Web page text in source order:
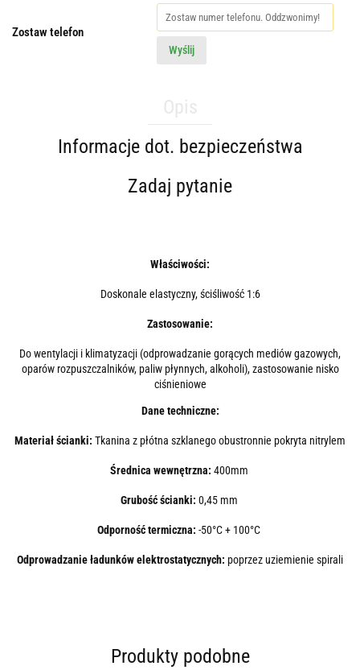
Zostaw telefon
Wyślij
Informacje dot. bezpieczeństwa
Zadaj pytanie
Właściwości:
Doskonale elastyczny, ściśliwość 1:6
Zastosowanie:
Do wentylacji i klimatyzacji (odprowadzanie gorących mediów gazowych,
oparów rozpuszczalników, paliw płynnych, alkoholi), zastosowanie nisko
ciśnieniowe
Dane techniczne:
Materiał ścianki: Tkanina z płótna szklanego obustronnie pokryta nitrylem
Średnica wewnętrzna: 400mm
Grubość ścianki: 0,45 mm
Odporność termiczna: -50°C + 100°C
Odprowadzanie ładunków elektrostatycznych: poprzez uziemienie spirali
Produkty podobne